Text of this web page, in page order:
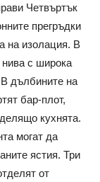
Четвъртък
прегръдки
на изолация. В
нива с широка
В дълбините на
бар-плот,
кухнята.
могат да
ястия. Три
от